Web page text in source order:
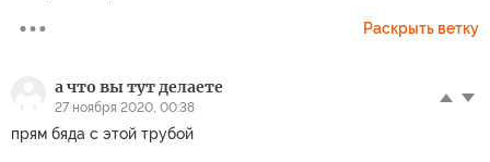
Раскрыть ветку
а что вы тут делаете
27 ноября 2020, 00:38
прям бяда с этой трубой